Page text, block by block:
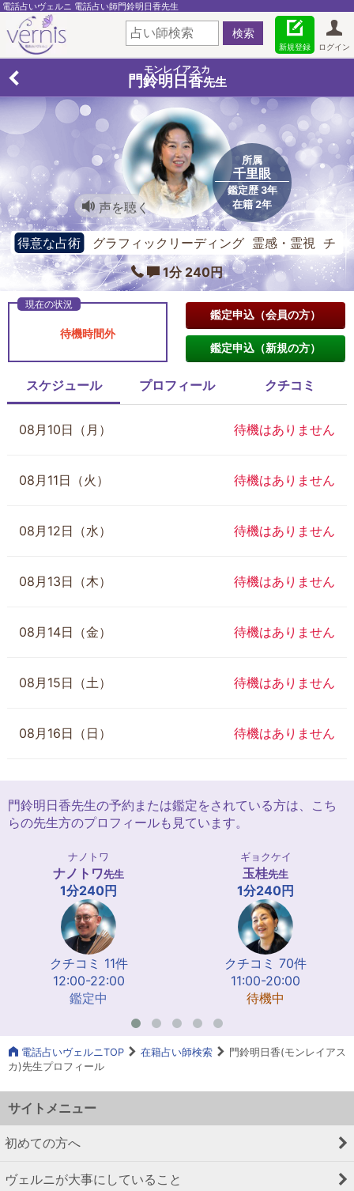
電話占いヴェルニ 電話占い師門鈴明日香先生
ログイン
新規登録
モンレイアスカ
門鈴明日香先生
所属
千里眼
鑑定歴 3年
在籍 2年
声を聴く
得意な占術
グラフィックリーディング 霊感・霊視 チ
ャネリング
1分 240円
待機時間外
鑑定申込（会員の方）
鑑定申込（新規の方）
スケジュール プロフィール クチコミ
08月10日（月） 待機はありません
08月11日（火） 待機はありません
08月12日（水） 待機はありません
08月13日（木） 待機はありません
08月14日（金） 待機はありません
08月15日（土） 待機はありません
08月16日（日） 待機はありません
門鈴明日香先生の予約または鑑定をされている方は、こち
らの先生方のプロフィールも見ています。
ナノトワ
ナノトワ先生
1分240円
クチコミ 11件
12:00-22:00
鑑定中
ギョクケイ
玉桂先生
1分240円
クチコミ 70件
11:00-20:00
待機中
電話占いヴェルニTOP 在籍占い師検索
門鈴明日香(モンレイアス
カ)先生プロフィール
サイトメニュー
初めての方へ
ヴェルニが大事にしていること